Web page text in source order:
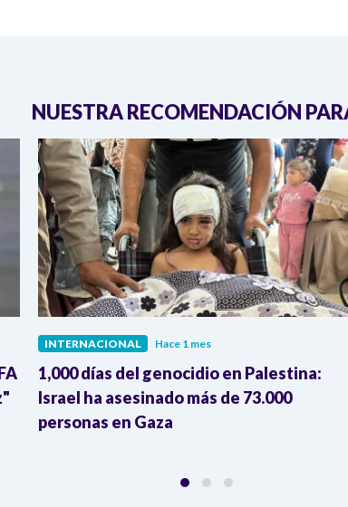
NUESTRA RECOMENDACIÓN
INTERNACIONAL Hace 1 mes
1,000 días del genocidio en Palestina:
Israel ha asesinado más de 73.000
personas en Gaza